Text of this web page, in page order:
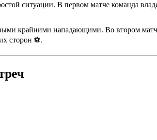
ситуации. В первом матче команда
крайними нападающими. Во втором
сторон ⚽.